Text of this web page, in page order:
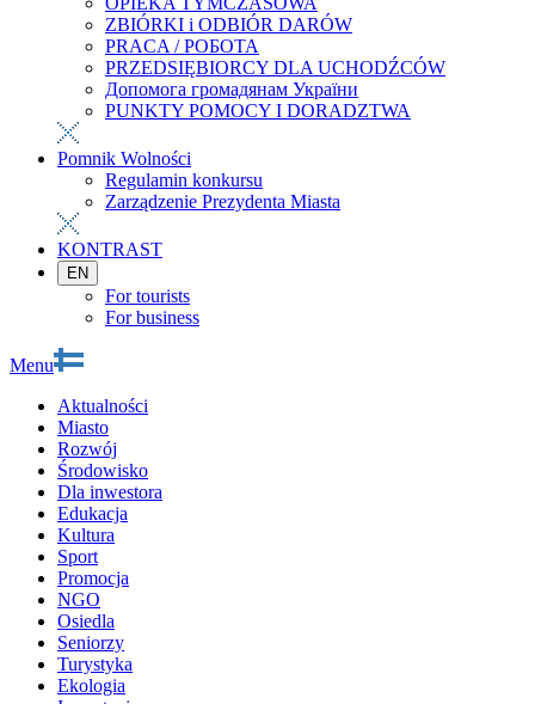
ZBIÓRKI i ODBIÓR DARÓW
PRACA / РОБОТА
PRZEDSIĘBIORCY DLA UCHODŹCÓW
Допомога громадянам України
PUNKTY POMOCY I DORADZTWA
Pomnik Wolności
Regulamin konkursu
Zarządzenie Prezydenta Miasta
KONTRAST
EN
For tourists
For business
Menu
Aktualności
Miasto
Rozwój
Środowisko
Dla inwestora
Edukacja
Kultura
Sport
Promocja
NGO
Osiedla
Seniorzy
Turystyka
Ekologia